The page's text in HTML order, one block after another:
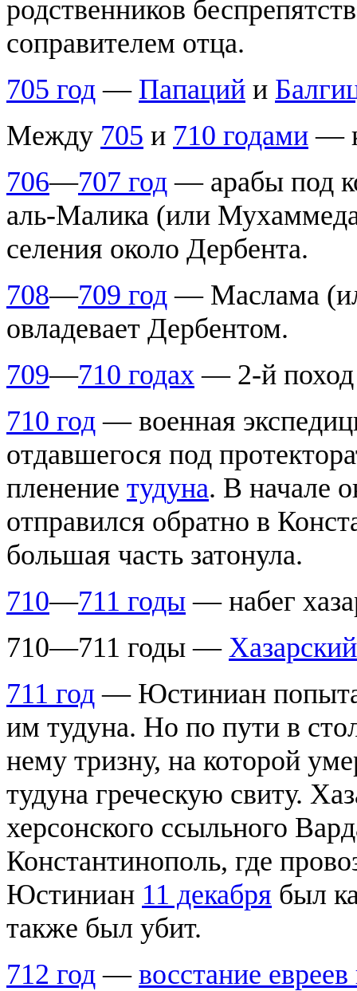
родственников
соправителем отца.
705 год — Папаций и
Между 705 и 710 годами —
706—707 год — арабы под
аль-Малика (или
селения около Дербента.
708—709 год — Маслама
овладевает Дербентом.
709—710 годах — 2-й
710 год — военная
отдавшегося под
пленение тудуна. В начале
отправился обратно в
большая часть затонула.
710—711 годы — набег
710—711 годы —
711 год — Юстиниан
им тудуна. Но по пути в
нему тризну, на которой
тудуна греческую свиту.
херсонского ссыльного
Константинополь, где
Юстиниан 11 декабря был
также был убит.
712 год — восстание